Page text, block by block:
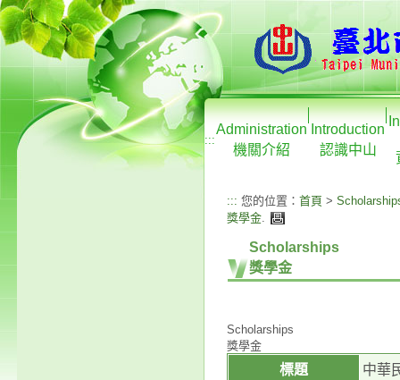
:::
Administration
機關介紹
Introduction
認識中山
::: 您的位置： 首頁 >
獎學金.
Scholarships
獎學金
Scholarships
獎學金
標題
中華